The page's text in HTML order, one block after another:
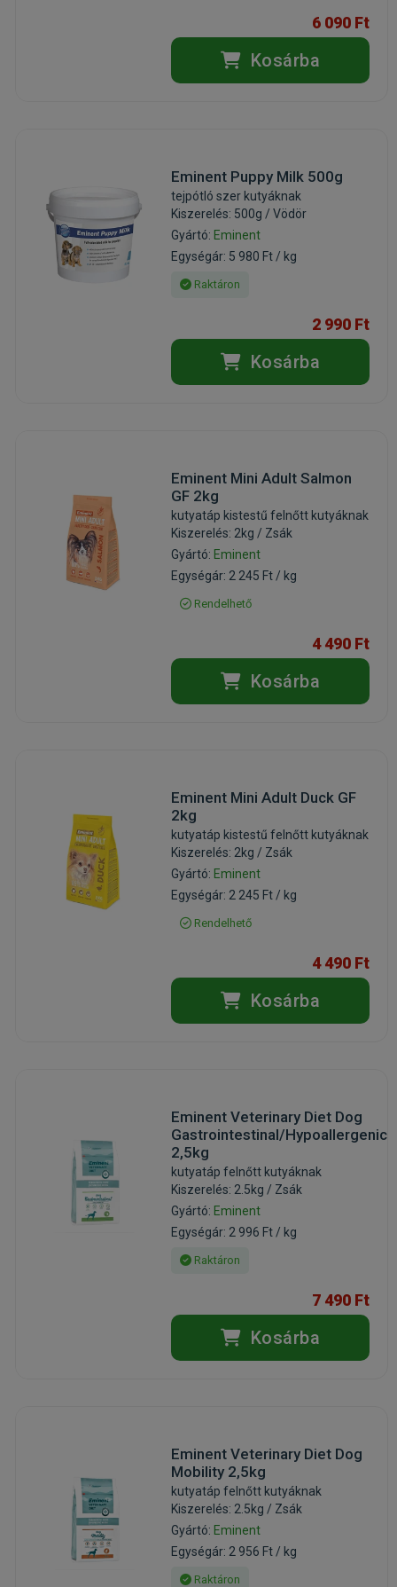
6 090 Ft
Kosárba
Eminent Puppy Milk 500g
tejpótló szer kutyáknak
Kiszerelés: 500g / Vödör
Gyártó: Eminent
Egységár: 5 980 Ft / kg
Raktáron
2 990 Ft
Kosárba
Eminent Mini Adult Salmon
GF 2kg
kutyatáp kistestű felnőtt kutyáknak
Kiszerelés: 2kg / Zsák
Gyártó: Eminent
Egységár: 2 245 Ft / kg
Rendelhető
4 490 Ft
Kosárba
Eminent Mini Adult Duck GF
2kg
kutyatáp kistestű felnőtt kutyáknak
Kiszerelés: 2kg / Zsák
Gyártó: Eminent
Egységár: 2 245 Ft / kg
Rendelhető
4 490 Ft
Kosárba
Eminent Veterinary Diet Dog
Gastrointestinal/Hypoallergenic
2,5kg
kutyatáp felnőtt kutyáknak
Kiszerelés: 2.5kg / Zsák
Gyártó: Eminent
Egységár: 2 996 Ft / kg
Raktáron
7 490 Ft
Kosárba
Eminent Veterinary Diet Dog
Mobility 2,5kg
kutyatáp felnőtt kutyáknak
Kiszerelés: 2.5kg / Zsák
Gyártó: Eminent
Egységár: 2 956 Ft / kg
Raktáron